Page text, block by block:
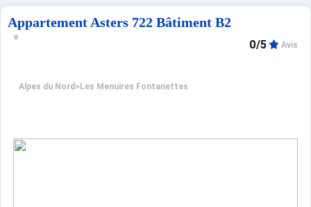
Appartement Asters 722 Bâtiment B2
Alpes du Nord > Les Menuires Fontanettes
0/5 Avis